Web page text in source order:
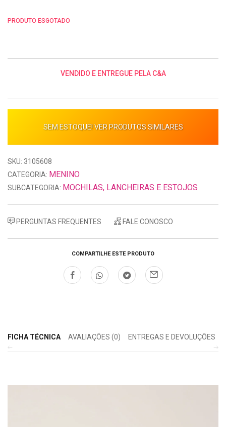
PRODUTO ESGOTADO
VENDIDO E ENTREGUE PELA C&A
SEM ESTOQUE! VER PRODUTOS SIMILARES
SKU: 3105608
CATEGORIA: MENINO
SUBCATEGORIA: MOCHILAS, LANCHEIRAS E ESTOJOS
PERGUNTAS FREQUENTES FALE CONOSCO
COMPARTILHE ESTE PRODUTO
FICHA TÉCNICA AVALIAÇÕES (0) ENTREGAS E DEVOLUÇÕES